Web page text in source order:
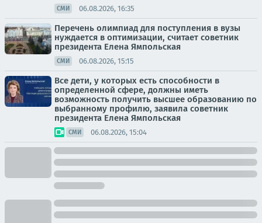
СМИ 06.08.2026, 16:35
Перечень олимпиад для поступления в вузы
нуждается в оптимизации, считает советник
президента Елена Ямпольская
СМИ 06.08.2026, 15:15
Все дети, у которых есть способности в
определенной сфере, должны иметь
возможность получить высшее образованию по
выбранному профилю, заявила советник
президента Елена Ямпольская
СМИ 06.08.2026, 15:04